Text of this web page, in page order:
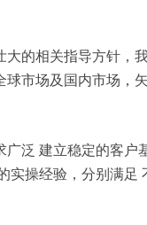
的相关指导方针，
市场及国内市场，
泛 建立稳定的客户
操经验，分别满足